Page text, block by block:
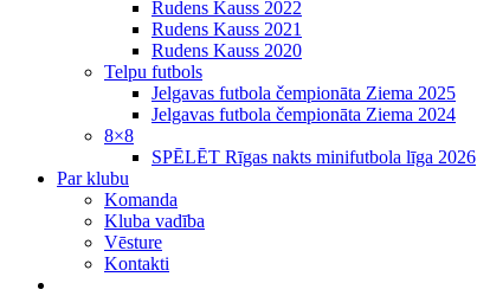
Rudens Kauss 2022
Rudens Kauss 2021
Rudens Kauss 2020
Telpu futbols
Jelgavas futbola čempionāta Ziema 2025
Jelgavas futbola čempionāta Ziema 2024
8×8
SPĒLĒT Rīgas nakts minifutbola līga 2026
Par klubu
Komanda
Kluba vadība
Vēsture
Kontakti